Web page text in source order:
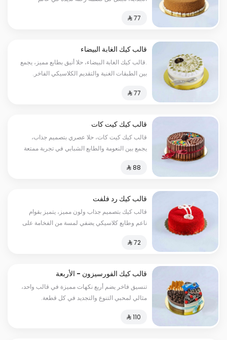
قالب كيك الغابة البيضاء
.قالب كيك الغابة البيضاء، حلا أنيق بطابع مميز، يجمع
بين الطبقات الغنية والتقديم الكلاسيكي الفاخر.
قالب كيك كيت كات
قالب كيك كيت كات، حلا عصري بتصميم جذاب،
يجمع بين النعومة والطابع الشبابي في تجربة ممتعة
قالب كيك رد فلفت
قالب كيك بتصميم جذاب ولون مميز، يتميز بقوام
ناعم وطابع كلاسيكي يضفي لمسة من الفخامة على
⁨⁦‪‬ 72⁩
قالب كيك الفورسيزون - الأربعة
مواسم
تنسيق فاخر يضم أربع نكهات مميزة في قالب واحد،
مثالي لمحبي التنوع والتجديد في كل قطعة.